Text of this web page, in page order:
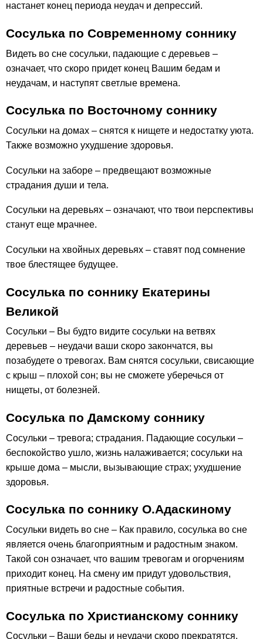
настанет конец периода неудач и депрессий.
Сосулька по Современному соннику
Видеть во сне сосульки, падающие с деревьев –
означает, что скоро придет конец Вашим бедам и
неудачам, и наступят светлые времена.
Сосулька по Восточному соннику
Сосульки на домах – снятся к нищете и недостатку уюта.
Также возможно ухудшение здоровья.
Сосульки на заборе – предвещают возможные
страдания души и тела.
Сосульки на деревьях – означают, что твои перспективы
станут еще мрачнее.
Сосульки на хвойных деревьях – ставят под сомнение
твое блестящее будущее.
Сосулька по соннику Екатерины
Великой
Сосульки – Вы будто видите сосульки на ветвях
деревьев – неудачи ваши скоро закончатся, вы
позабудете о тревогах. Вам снятся сосульки, свисающие
с крыш – плохой сон; вы не сможете уберечься от
нищеты, от болезней.
Сосулька по Дамскому соннику
Сосульки – тревога; страдания. Падающие сосульки –
беспокойство ушло, жизнь налаживается; сосульки на
крыше дома – мысли, вызывающие страх; ухудшение
здоровья.
Сосулька по соннику О.Адаскиному
Сосульки видеть во сне – Как правило, сосулька во сне
является очень благоприятным и радостным знаком.
Такой сон означает, что вашим тревогам и огорчениям
приходит конец. На смену им придут удовольствия,
приятные встречи и радостные события.
Сосулька по Христианскому соннику
Сосульки – Ваши беды и неудачи скоро прекратятся.